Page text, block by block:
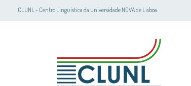
CLUNL - Centro Linguística da Universidade NOVA de Lisboa